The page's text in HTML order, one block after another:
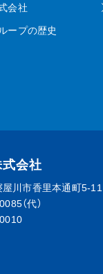
会社
ープの歴史
会社
屋川市香里本通町5-11
（代）